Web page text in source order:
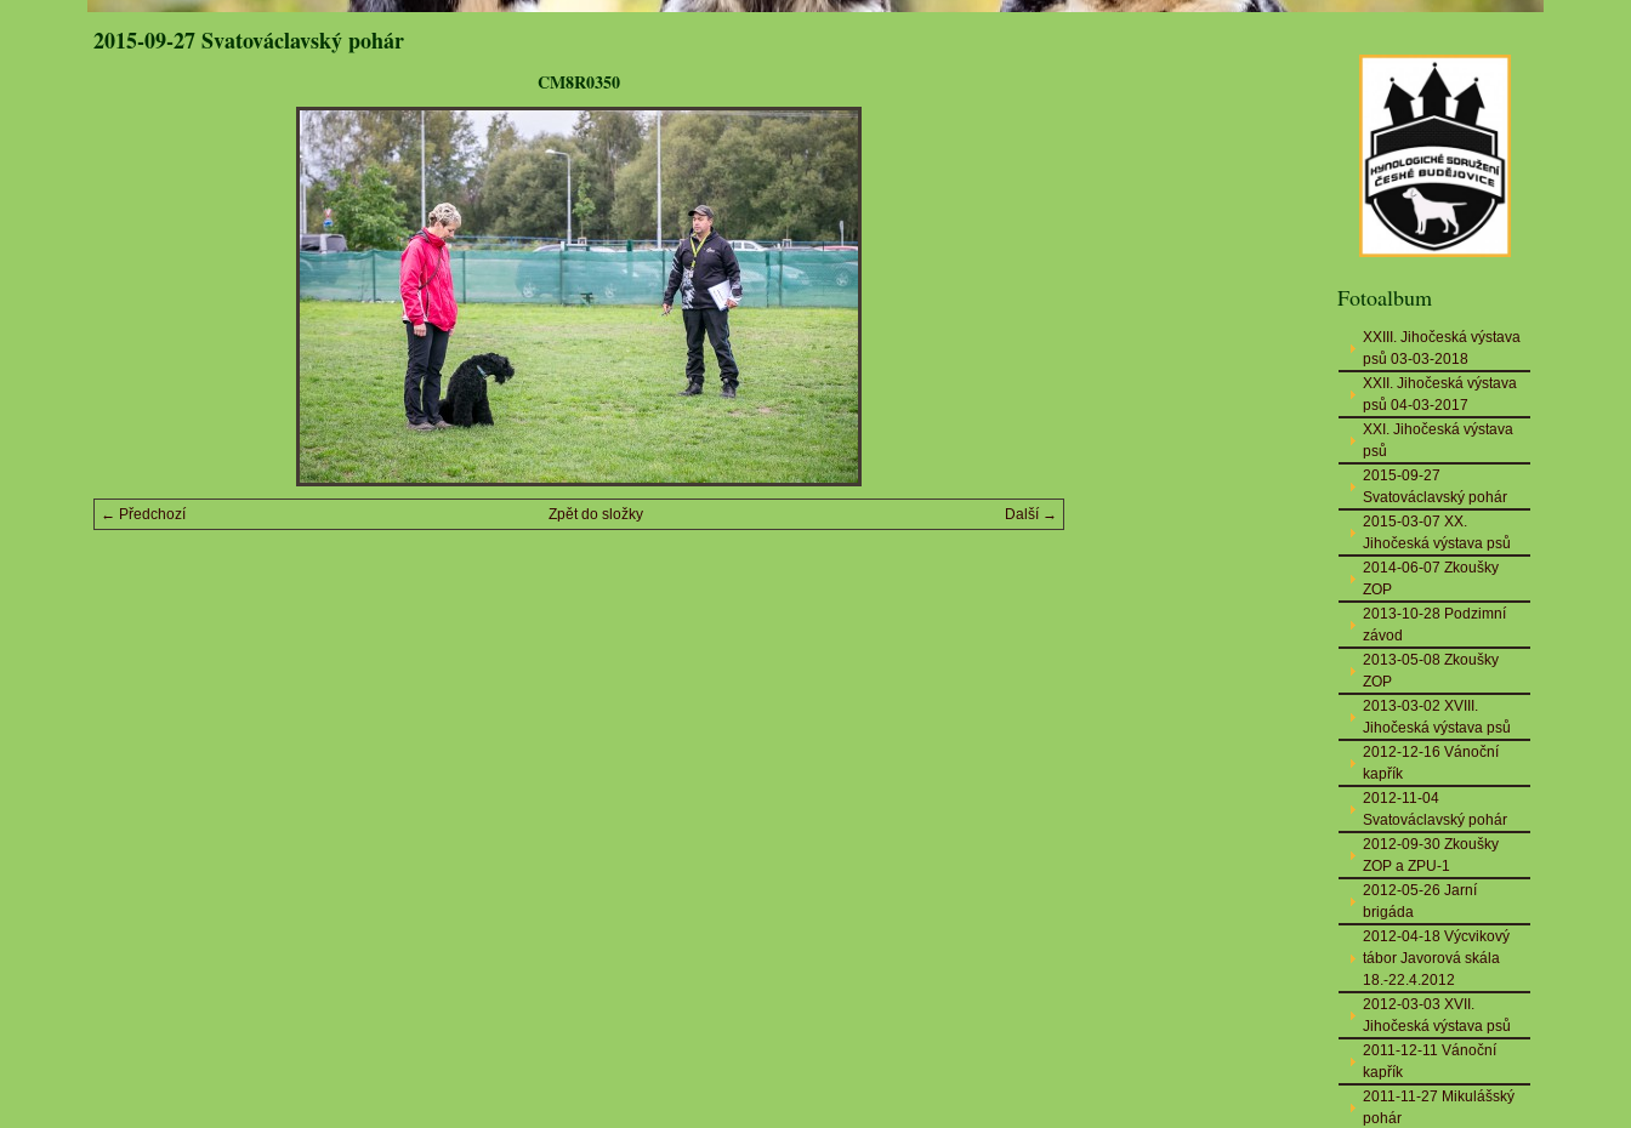
2015-09-27 Svatováclavský pohár
CM8R0350
← Předchozí Další →
Zpět do složky
Fotoalbum
XXIII. Jihočeská výstava
psů 03-03-2018
XXII. Jihočeská výstava
psů 04-03-2017
XXI. Jihočeská výstava
psů
2015-09-27
Svatováclavský pohár
2015-03-07 XX.
Jihočeská výstava psů
2014-06-07 Zkoušky
ZOP
2013-10-28 Podzimní
závod
2013-05-08 Zkoušky
ZOP
2013-03-02 XVIII.
Jihočeská výstava psů
2012-12-16 Vánoční
kapřík
2012-11-04
Svatováclavský pohár
2012-09-30 Zkoušky
ZOP a ZPU-1
2012-05-26 Jarní
brigáda
2012-04-18 Výcvikový
tábor Javorová skála
18.-22.4.2012
2012-03-03 XVII.
Jihočeská výstava psů
2011-12-11 Vánoční
kapřík
2011-11-27 Mikulášský
pohár